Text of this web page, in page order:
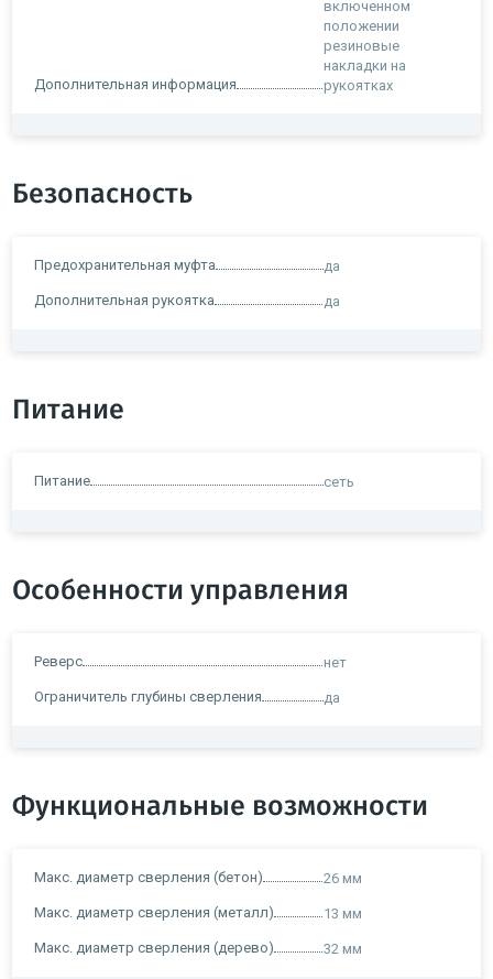
Дополнительная информация
включенном
положении
резиновые
накладки на
рукоятках
Безопасность
Предохранительная муфта да
Дополнительная рукоятка да
Питание
Питание сеть
Особенности управления
Реверс нет
Ограничитель глубины сверления да
Функциональные возможности
Макс. диаметр сверления (бетон) 26 мм
Макс. диаметр сверления (металл) 13 мм
Макс. диаметр сверления (дерево) 32 мм